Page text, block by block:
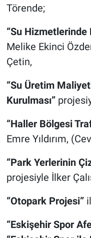
Törende;
“Su Hizmetlerinde
Melike Ekinci
Çetin,
“Su Üretim
Kurulması”
“Haller Bölgesi
Emre Yıldırım,
“Park Yerlerinin
projesiyle İlker
“Otopark Projesi”
“Eskişehir Spor